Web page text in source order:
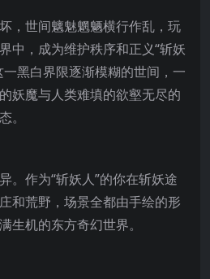
，世间魑魅魍魉横行作乱，玩
中，成为维护秩序和正义“斩妖
一黑白界限逐渐模糊的世间，一
妖魔与人类难填的欲壑无尽的
。
。作为“斩妖人”的你在斩妖途
和荒野，场景全都由手绘的形
生机的东方奇幻世界。